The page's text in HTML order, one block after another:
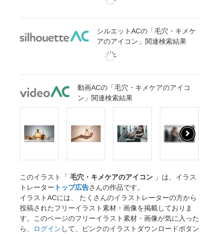
シルエットACの「毛穴・キメケ
アのアイコン」関連検索結果
動画ACの「毛穴・キメケアのアイコ
ン」関連検索結果
このイラスト「 毛穴・キメケアのアイコン 」は、イラス
トレーター トップ広告さんの作品です。
イラストACには、 たくさんのイラストレーターの方から
投稿されたフリーイラスト素材・画像を掲載しておりま
す。このページのフリーイラスト素材・画像が気に入った
ら、
ログイン して、ピンクのイラストダウンロードボタン